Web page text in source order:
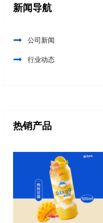
新闻导航
公司新闻
行业动态
热销产品